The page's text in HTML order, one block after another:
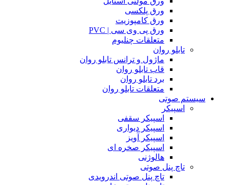
ورق پلکسی
ورق کامپوزیت
ورق پی وی سی | PVC
متعلقات چنلیوم
تابلو روان
ماژول و ترانس تابلو روان
قاب تابلو روان
برد تابلو روان
متعلقات تابلو روان
سیستم صوتی
اسپیکر
اسپیکر سقفی
اسپیکر دیواری
اسپیکر آویز
اسپیکر صخره ای
هالوژنی
تاچ پنل صوتی
تاچ پنل صوتی اندرویدی